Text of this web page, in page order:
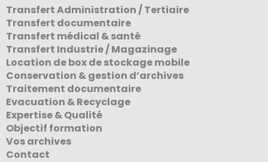
Transfert Administration / Tertiaire
Transfert documentaire
Transfert médical & santé
Transfert Industrie / Magazinage
Location de box de stockage mobile
Conservation & gestion d’archives
Traitement documentaire
Evacuation & Recyclage
Expertise & Qualité
Objectif formation
Vos archives
Contact